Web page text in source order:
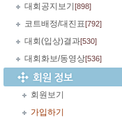
대회공지보기 [898]
코트배정/대진표[792]
대회(입상)결과[530]
대회화보/동영상[536]
회원보기
가입하기